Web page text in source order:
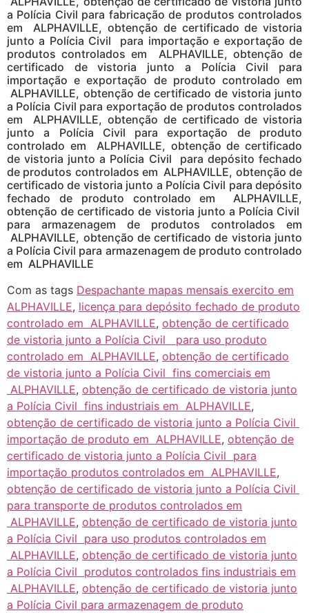
a Polícia Civil para fabricação de produtos controlados
em ALPHAVILLE, obtenção de certificado de vistoria
junto a Polícia Civil para importação e exportação de
produtos controlados em ALPHAVILLE, obtenção de
certificado de vistoria junto a Polícia Civil para
importação e exportação de produto controlado em
ALPHAVILLE, obtenção de certificado de vistoria junto
a Polícia Civil para exportação de produtos controlados
em ALPHAVILLE, obtenção de certificado de vistoria
junto a Polícia Civil para exportação de produto
controlado em ALPHAVILLE, obtenção de certificado
de vistoria junto a Polícia Civil para depósito fechado
de produtos controlados em ALPHAVILLE, obtenção de
certificado de vistoria junto a Polícia Civil para depósito
fechado de produto controlado em ALPHAVILLE,
obtenção de certificado de vistoria junto a Polícia Civil
para armazenagem de produtos controlados em
ALPHAVILLE, obtenção de certificado de vistoria junto
a Polícia Civil para armazenagem de produto controlado
em ALPHAVILLE
Com as tags Despachante mapas mensais exercito em
ALPHAVILLE, licença para depósito fechado de produto
controlado em ALPHAVILLE, obtenção de certificado
de vistoria junto a Polícia Civil para uso produto
controlado em ALPHAVILLE, obtenção de certificado
de vistoria junto a Polícia Civil fins comerciais em
ALPHAVILLE, obtenção de certificado de vistoria junto
a Polícia Civil fins industriais em ALPHAVILLE,
obtenção de certificado de vistoria junto a Polícia Civil
importação de produto em ALPHAVILLE, obtenção de
certificado de vistoria junto a Polícia Civil para
importação produtos controlados em ALPHAVILLE,
obtenção de certificado de vistoria junto a Polícia Civil
para transporte de produtos controlados em
ALPHAVILLE, obtenção de certificado de vistoria junto
a Polícia Civil para uso produtos controlados em
ALPHAVILLE, obtenção de certificado de vistoria junto
a Polícia Civil produtos controlados fins industriais em
ALPHAVILLE, obtenção de certificado de vistoria junto
a Polícia Civil para armazenagem de produto